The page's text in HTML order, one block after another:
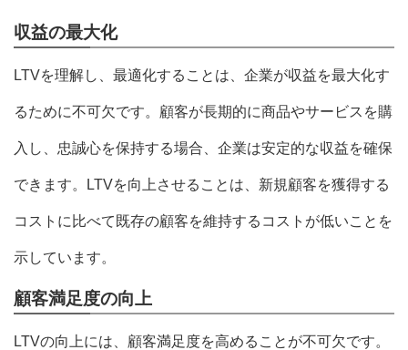
収益の最大化
LTVを理解し、最適化することは、企業が収益を最大化す
るために不可欠です。顧客が長期的に商品やサービスを購
入し、忠誠心を保持する場合、企業は安定的な収益を確保
できます。LTVを向上させることは、新規顧客を獲得する
コストに比べて既存の顧客を維持するコストが低いことを
示しています。
顧客満足度の向上
LTVの向上には、顧客満足度を高めることが不可欠です。